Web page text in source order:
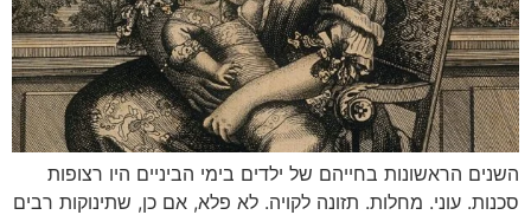
השנים הראשונות בחייהם של ילדים בימי הביניים היו רצופות
סכנות. עוני. מחלות. תזונה לקויה. לא פלא, אם כן, שתינוקות רבים